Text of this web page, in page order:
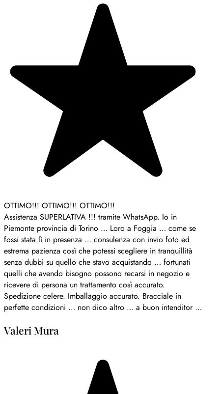
OTTIMO!!! OTTIMO!!! OTTIMO!!!
Assistenza SUPERLATIVA !!! tramite WhatsApp. Io in
Piemonte provincia di Torino … Loro a Foggia … come se
fossi stata lì in presenza … consulenza con invio foto ed
estrema pazienza così che potessi scegliere in tranquillità
senza dubbi su quello che stavo acquistando … fortunati
quelli che avendo bisogno possono recarsi in negozio e
ricevere di persona un trattamento così accurato.
Spedizione celere. Imballaggio accurato. Bracciale in
perfette condizioni … non dico altro … a buon intenditor …
Valeri Mura